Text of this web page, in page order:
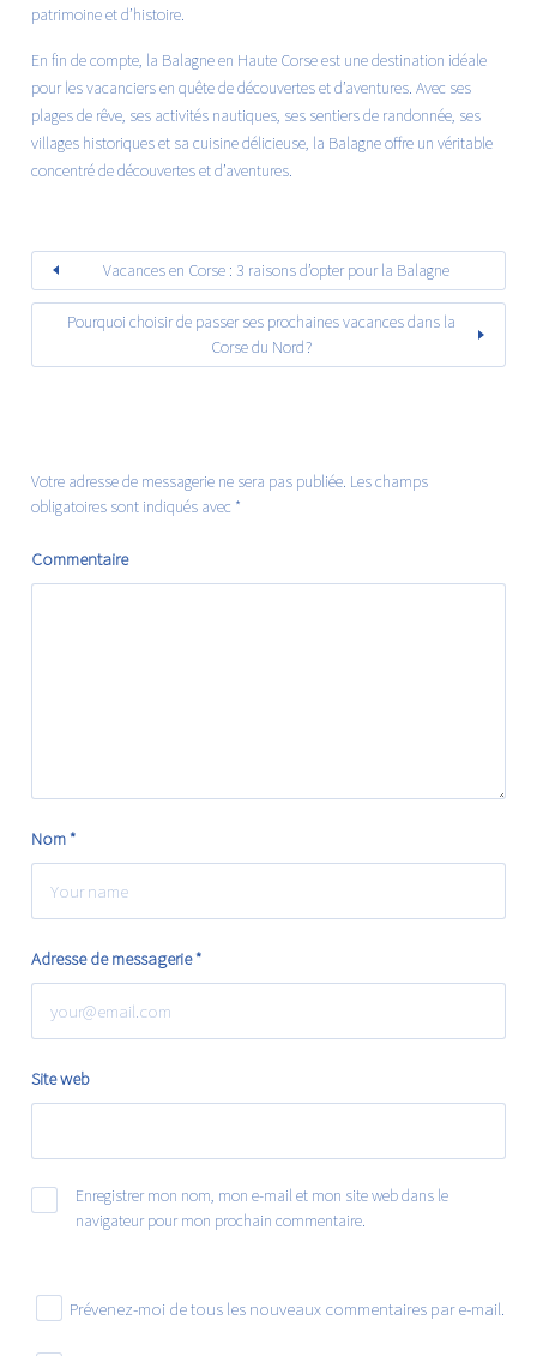
patrimoine et d’histoire.
En fin de compte, la Balagne en Haute Corse est une destination idéale
pour les vacanciers en quête de découvertes et d’aventures. Avec ses
plages de rêve, ses activités nautiques, ses sentiers de randonnée, ses
villages historiques et sa cuisine délicieuse, la Balagne offre un véritable
concentré de découvertes et d’aventures.
Vacances en Corse : 3 raisons d’opter pour la Balagne
Pourquoi choisir de passer ses prochaines vacances dans la
Corse du Nord ?
Votre adresse de messagerie ne sera pas publiée. Les champs
obligatoires sont indiqués avec *
Commentaire
Nom*
Adresse de messagerie*
Site web
Enregistrer mon nom, mon e-mail et mon site web dans le
navigateur pour mon prochain commentaire.
Prévenez-moi de tous les nouveaux commentaires par e-mail.